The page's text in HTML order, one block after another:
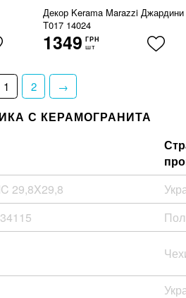
Декор Kerama Marazzi Джардини
T017 14024
1349 ГРН
шт
1 2 →
С КЕРАМОГРАНИТА
29,8X29,8